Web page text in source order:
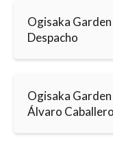
Ogisaka
Despacho
Ogisaka
Álvaro Caballero